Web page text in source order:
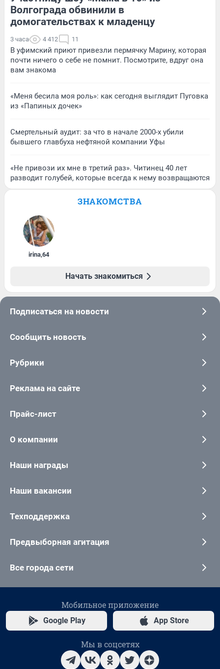
Волгограда обвинили в
домогательствах к младенцу
3 часа 4 412 11
В уфимский приют привезли пермячку Марину, которая
почти ничего о себе не помнит. Посмотрите, вдруг она
вам знакома
«Меня бесила моя роль»: как сегодня выглядит Пуговка
из «Папиных дочек»
Смертельный аудит: за что в начале 2000-х убили
бывшего главбуха нефтяной компании Уфы
«Не привози их мне в третий раз». Читинец 40 лет
разводит голубей, которые всегда к нему возвращаются
ЗНАКОМСТВА
irina,64
Начать знакомиться
Подписаться на новости
Сообщить новость
Рубрики
Реклама на сайте
Прайс-лист
О компании
Наши награды
Наши вакансии
Техподдержка
Предвыборная агитация
Все города сети
Мобильное приложение
Google Play App Store
Мы в соцсетях